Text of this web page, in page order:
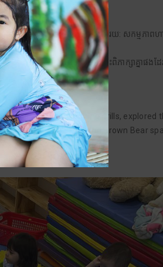
និងការពង្រឹងបំណិនផ្នែកស្តាប់តាមរយ: សកម្មភា
។
Bear ក៏បណ្តុះនូវការចេះពិភាក្សាគ្នាផងដែរ។
skills in swimming drills, explored
fine motor skills, and Brown Bear